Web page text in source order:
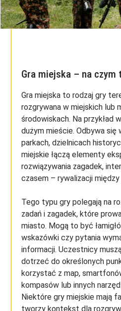
Gra miejska – na czym
Gra miejska to rodzaj gry
rozgrywana w miejskich lub
środowiskach. Na przykład
dużym mieście. Odbywa się
parkach, dzielnicach
miejskie łączą elementy
rozwiązywania zagadek,
czasem – rywalizacji
Tego typu gry polegają na
zadań i zagadek, które
miasto. Mogą to być
wskazówki czy pytania
informacji. Uczestnicy
dotrzeć do określonych
korzystać z map,
kompasów lub innych
Niektóre gry miejskie mają
tworzy kontekst dla